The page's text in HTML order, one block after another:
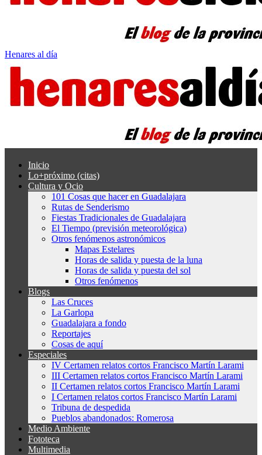
Henares al día
Inicio
Lo+próximo (citas)
Cultura y Ocio
101 Cosas que hacer en Guadalajara
Rutas de Senderismo
Fiestas Tradicionales de Guadalajara
El Tiempo (previsión meteorológica)
Otros fenómenos astronómicos
Mapas Estelares
Horas de salida y puesta de la luna
Horas de salida y puesta del sol
Otros fenómenos
Blogs
Las Cruces
La Garlopa
Guadalajara a fondo
Reportajes
Cosas de aquí
Especiales
IV Certamen relatos cortos Francisco Martín Larami
III Certamen relatos cortos Francisco Martín Larami
II Certamen relatos cortos Francisco Martín Larami
I Certamen relatos cortos Francisco Martín Larami
Tribuna de despedida
Pueblos abandonados: Romerosa
Medio Ambiente
Fototeca
Multimedia